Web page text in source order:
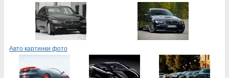
Авто картинки фото